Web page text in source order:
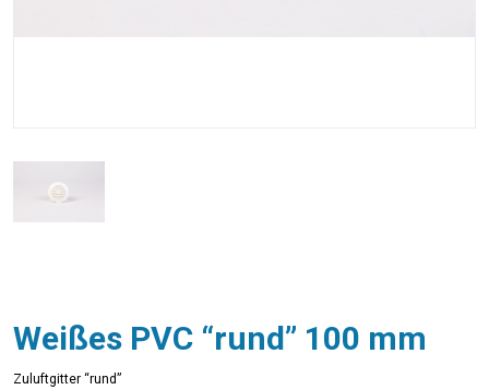
Weißes PVC “rund” 100 mm
Zuluftgitter “rund”